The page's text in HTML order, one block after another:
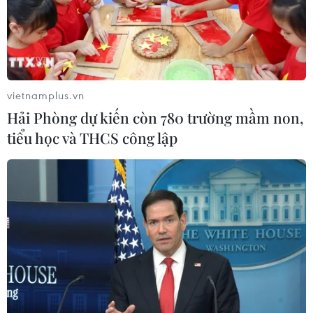
08/08/2026 08:16
Chủ sân Azteca lỗ hơn 47 triệu USD vì
World Cup 2026
Dữ liệu việc làm Mỹ mở thêm dư địa
cho giá vàng trong tuần qua
08/08/2026 04:29
Thương mại Việt Nam-Australia
hướng tới những động lực tăng
trưởng mới
vietnamplus.vn
Hải Phòng dự kiến còn 780 trường mầm non,
tiểu học và THCS công lập